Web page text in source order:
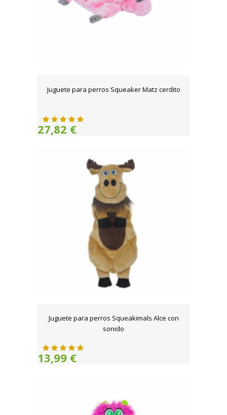
Juguete para perros Squeaker Matz cerdito
27,82 €
Juguete para perros Squeakimals Alce con
sonido
13,99 €